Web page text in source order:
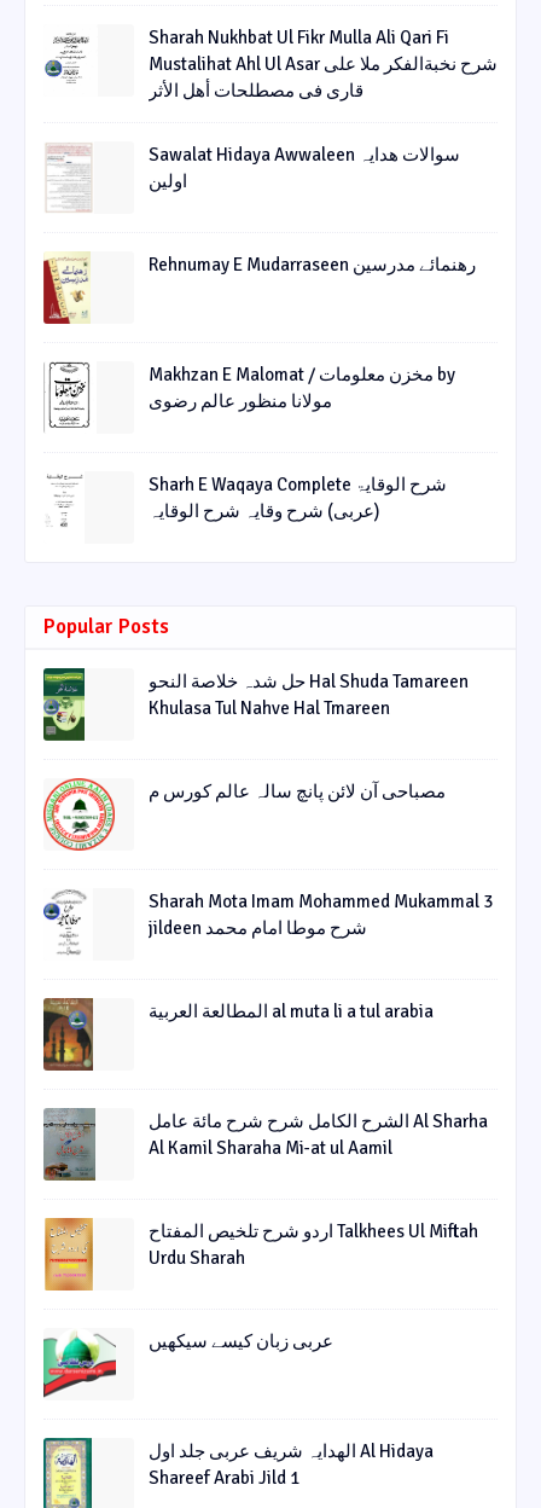
Sharah Nukhbat Ul Fikr Mulla Ali Qari Fi
Mustalihat Ahl Ul Asar شرح نخبةالفکر ملا علی
قاری فی مصطلحات أھل الأثر
Sawalat Hidaya Awwaleen سوالات ھدایہ
اولین
Rehnumay E Mudarraseen رهنمائے مدرسین
Makhzan E Malomat / مخزن معلومات by
مولانا منظور عالم رضوی
Sharh E Waqaya Complete شرح الوقایۃ
(عربی) شرح وقایہ شرح الوقایہ
Popular Posts
حل شدہ خلاصة النحو Hal Shuda Tamareen
Khulasa Tul Nahve Hal Tmareen
مصباحی آن لائن پانچ سالہ عالم کورس م
Sharah Mota Imam Mohammed Mukammal 3
jildeen شرح موطا امام محمد
المطالعة العربية al muta li a tul arabia
الشرح الکامل شرح شرح مائة عامل Al Sharha
Al Kamil Sharaha Mi-at ul Aamil
اردو شرح تلخیص المفتاح Talkhees Ul Miftah
Urdu Sharah
عربی زبان کیسے سیکھیں
الھدایہ شریف عربی جلد اول Al Hidaya
Shareef Arabi Jild 1